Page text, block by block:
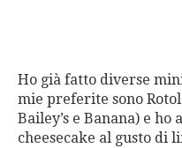
Ho già fatto diverse
mie preferite sono
Bailey’s e Banana) e ho
cheesecake al gusto di